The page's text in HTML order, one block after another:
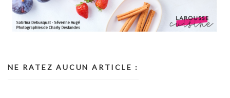
NE RATEZ AUCUN ARTICLE :